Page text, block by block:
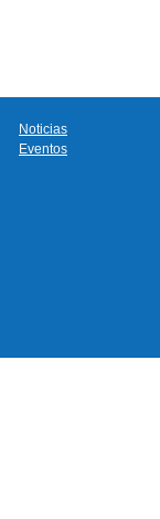
Noticias
Eventos